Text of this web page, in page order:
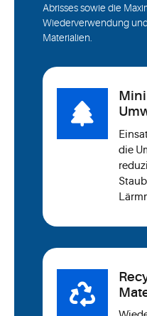
Abrisses sowie die
Wiederverwendung
Materialien.
die